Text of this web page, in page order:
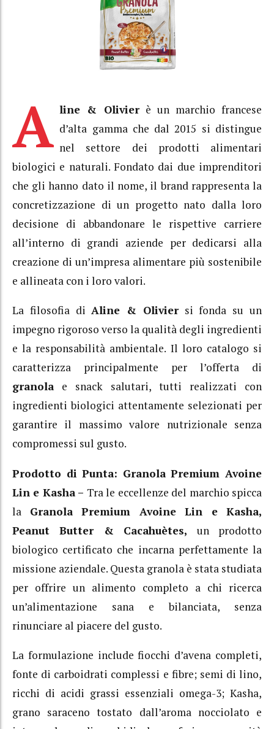
A line & Olivierè un marchio francese
d’alta gamma che dal 2015 si distingue
nel settore dei prodotti alimentari
biologici e naturali. Fondato dai due imprenditori
che gli hanno dato il nome, il brand rappresenta la
concretizzazione di un progetto nato dalla loro
decisione di abbandonare le rispettive carriere
all’interno di grandi aziende per dedicarsi alla
creazione di un’impresa alimentare più sostenibile
e allineata con i loro valori.
La filosofia diAline & Oliviersi fonda su un
impegno rigoroso verso la qualità degli ingredienti
e la responsabilità ambientale. Il loro catalogo si
caratterizza principalmente per l’offerta di
granola e snack salutari, tutti realizzati con
ingredienti biologici attentamente selezionati per
garantire il massimo valore nutrizionale senza
compromessi sul gusto.
Prodotto di Punta: Granola Premium Avoine
Lin e Kasha – Tra le eccellenze del marchio spicca
la Granola Premium Avoine Lin e Kasha,
Peanut Butter & Cacahuètes, un prodotto
biologico certificato che incarna perfettamente la
missione aziendale. Questa granola è stata studiata
per offrire un alimento completo a chi ricerca
un’alimentazione sana e bilanciata, senza
rinunciare al piacere del gusto.
La formulazione include fiocchi d’avena completi,
fonte di carboidrati complessi e fibre; semi di lino,
ricchi di acidi grassi essenziali omega-3; Kasha,
grano saraceno tostato dall’aroma nocciolato e